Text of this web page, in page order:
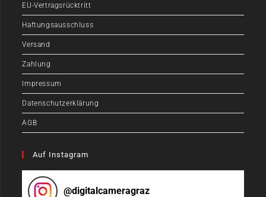
EU-Vertragsrücktritt
Haftungsausschluss
Versand
Zahlung
Impressum
Datenschutzerklärung
AGB
Auf Instagram
@digitalcameragraz